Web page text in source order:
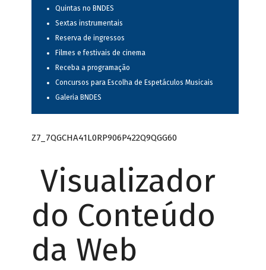
Quintas no BNDES
Sextas instrumentais
Reserva de ingressos
Filmes e festivais de cinema
Receba a programação
Concursos para Escolha de Espetáculos Musicais
Galeria BNDES
Z7_7QGCHA41L0RP906P422Q9QGG60
Visualizador
do Conteúdo
da Web